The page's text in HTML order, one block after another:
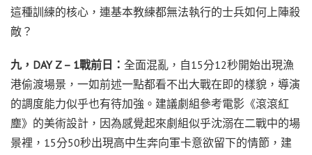
這種訓練的核心，連基本教練都無法執行的士兵如何上陣殺
敵？
九，DAY Z – 1戰前日： 全面混亂，自15分12秒開始出現漁
港偷渡場景，一如前述一點都看不出大戰在即的樣貌，導演
的調度能力似乎也有待加強。建議劇組參考電影《滾滾紅
塵》的美術設計，因為感覺起來劇組似乎沈溺在二戰中的場
景裡，15分50秒出現高中生奔向軍卡意欲留下的情節，建